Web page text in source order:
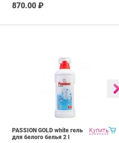
870.00 ₽
Купить
PASSION GOLD white гель
для белого белья 2 l